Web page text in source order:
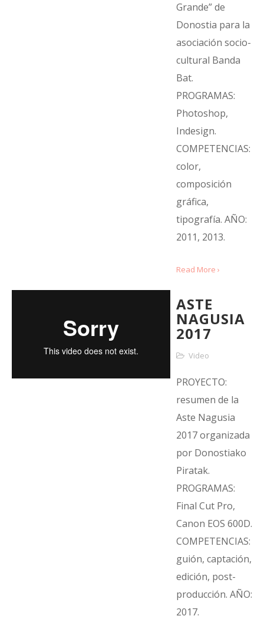
Grande” de
Donostia para la
asociación socio-
cultural Banda
Bat.
PROGRAMAS:
Photoshop,
Indesign.
COMPETENCIAS:
color,
composición
gráfica,
tipografía. AÑO:
2011, 2013.
Read More ›
ASTE
NAGUSIA
2017
Video
PROYECTO:
resumen de la
Aste Nagusia
2017 organizada
por Donostiako
Piratak.
PROGRAMAS:
Final Cut Pro,
Canon EOS 600D.
COMPETENCIAS:
guión, captación,
edición, post-
producción. AÑO:
2017.